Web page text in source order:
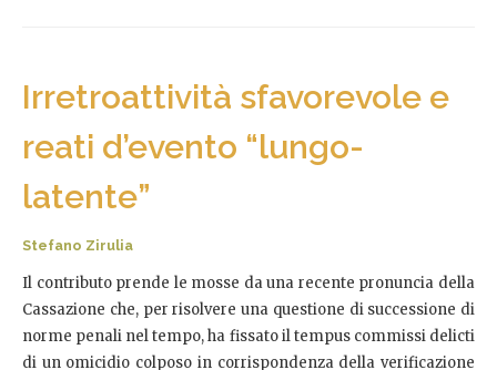
Irretroattività sfavorevole e
reati d’evento “lungo-
latente”
Stefano Zirulia
Il contributo prende le mosse da una recente pronuncia della
Cassazione che, per risolvere una questione di successione di
norme penali nel tempo, ha fissato il tempus commissi delicti
di un omicidio colposo in corrispondenza della verificazione